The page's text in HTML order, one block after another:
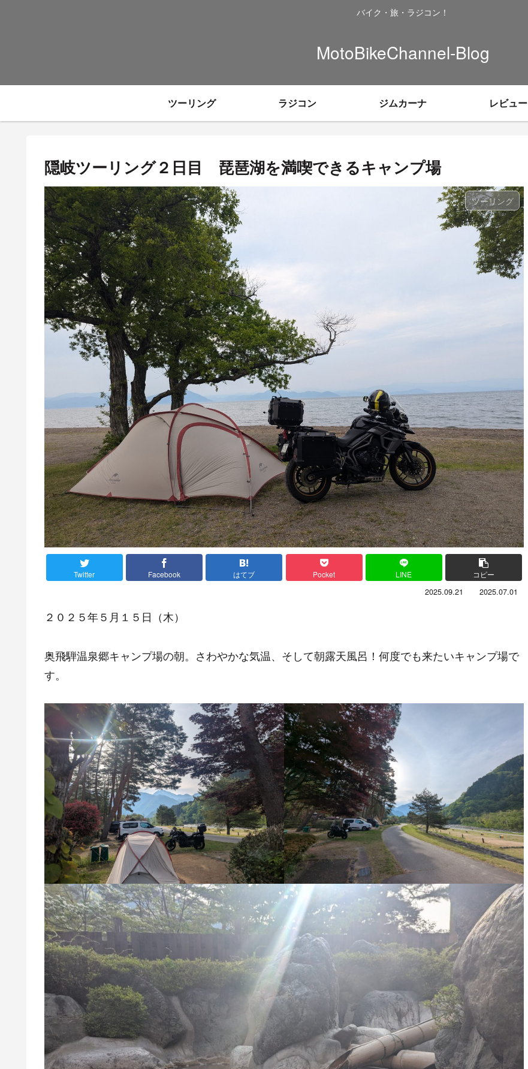
バイク・旅・ラジコン！
MotoBikeChannel-Blog
ツーリング ラジコン ジムカーナ レビュー
隠岐ツーリング２日目 琵琶湖を満喫できるキャンプ場
ツーリング
Twitter Facebook はてブ Pocket LINE コピー
2025.09.21 2025.07.01
２０２５年５月１５日（木）
奥飛騨温泉郷キャンプ場の朝。さわやかな気温、そして朝露天風呂！何度でも来たいキャンプ場で
す。